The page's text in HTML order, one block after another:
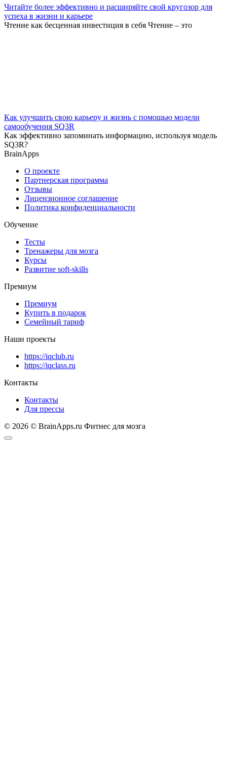
Читайте более эффективно и расширяйте свой кругозор для
успеха в жизни и карьере
Чтение как бесценная инвестиция в себя Чтение – это
Как улучшить свою карьеру и жизнь с помощью модели
самообучения SQ3R
Как эффективно запоминать информацию, используя модель
SQ3R?
BrainApps
О проекте
Партнерская программа
Отзывы
Лицензионное соглашение
Политика конфиденциальности
Обучение
Тесты
Тренажеры для мозга
Курсы
Развитие soft-skills
Премиум
Премиум
Купить в подарок
Семейный тариф
Наши проекты
https://iqclub.ru
https://iqclass.ru
Контакты
Контакты
Для прессы
© 2026 © BrainApps.ru Фитнес для мозга